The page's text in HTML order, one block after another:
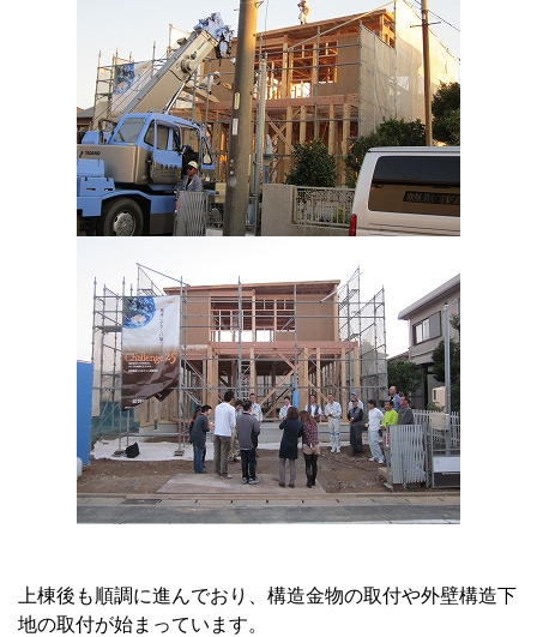
上棟後も順調に進んでおり、構造金物の取付や外壁構造下
地の取付が始まっています。